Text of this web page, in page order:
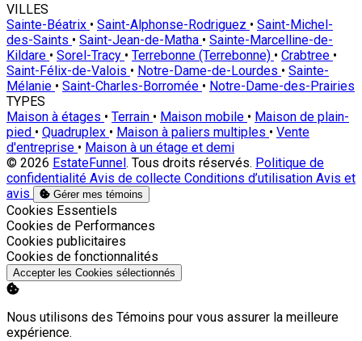
VILLES
Sainte-Béatrix • Saint-Alphonse-Rodriguez • Saint-Michel-
des-Saints • Saint-Jean-de-Matha • Sainte-Marcelline-de-
Kildare • Sorel-Tracy • Terrebonne (Terrebonne) • Crabtree •
Saint-Félix-de-Valois • Notre-Dame-de-Lourdes • Sainte-
Mélanie • Saint-Charles-Borromée • Notre-Dame-des-Prairies
TYPES
Maison à étages • Terrain • Maison mobile • Maison de plain-
pied • Quadruplex • Maison à paliers multiples • Vente
d'entreprise • Maison à un étage et demi
© 2026 EstateFunnel. Tous droits réservés. Politique de
confidentialité Avis de collecte Conditions d’utilisation Avis et
avis
Gérer mes témoins
Activer
Cookies Essentiels
Activer
Cookies de Performances
Activer
Cookies publicitaires
Activer
Cookies de fonctionnalités
Accepter les Cookies sélectionnés
Nous utilisons des Témoins pour vous assurer la meilleure
expérience.